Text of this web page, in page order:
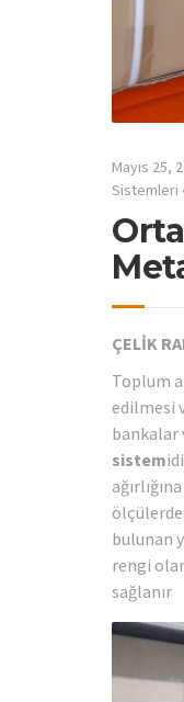
Mayıs 25,
Sistemleri
ÇELİK
Toplum
edilmesi
bankalar
sistem
ölçülerde
bulunan
rengi
sağlanır